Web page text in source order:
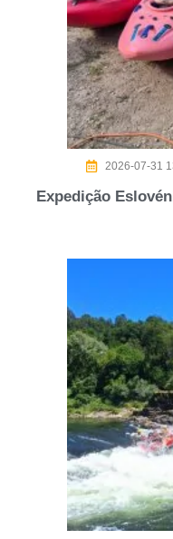
2026-07-31
Expedição